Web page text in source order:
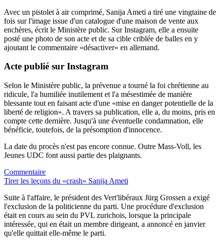
Avec un pistolet à air comprimé, Sanija Ameti a tiré une vingtaine de
fois sur l'image issue d'un catalogue d'une maison de vente aux
enchères, écrit le Ministère public. Sur Instagram, elle a ensuite
posté une photo de son acte et de sa cible criblée de balles en y
ajoutant le commentaire «désactiver» en allemand.
Acte publié sur Instagram
Selon le Ministère public, la prévenue a tourné la foi chrétienne au
ridicule, l'a humiliée inutilement et l'a mésestimée de manière
blessante tout en faisant acte d'une «mise en danger potentielle de la
liberté de religion». A travers sa publication, elle a, du moins, pris en
compte cette dernière. Jusqu'à une éventuelle condamnation, elle
bénéficie, toutefois, de la présomption d'innocence.
La date du procès n'est pas encore connue. Outre Mass-Voll, les
Jeunes UDC font aussi partie des plaignants.
Commentaire
Tirer les leçons du «crash» Sanija Ameti
Suite à l'affaire, le président des Vert'libéraux Jürg Grossen a exigé
l'exclusion de la politicienne du parti. Une procédure d'exclusion
était en cours au sein du PVL zurichois, lorsque la principale
intéressée, qui en était un membre dirigeant, a annoncé en janvier
qu'elle quittait elle-même le parti.